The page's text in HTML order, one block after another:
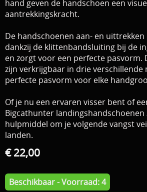
hand geven de handschoen een
aantrekkingskracht.
De handschoenen aan- en
dankzij de klittenbandsluiting bij de
en zorgt voor een perfecte pasvorm.
zijn verkrijgbaar in drie verschillende
perfecte pasvorm voor elke
Of je nu een ervaren visser bent of
Bigcathunter
hulpmiddel om je volgende vangst
landen.
€ 22,00
Beschikbaar - Voorraad: 4